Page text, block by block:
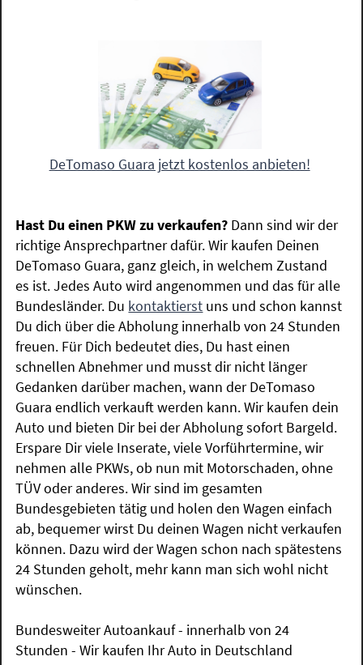
DeTomaso Guara jetzt kostenlos anbieten!
Hast Du einen PKW zu verkaufen? Dann sind wir der
richtige Ansprechpartner dafür. Wir kaufen Deinen
DeTomaso Guara, ganz gleich, in welchem Zustand
es ist. Jedes Auto wird angenommen und das für alle
Bundesländer. Du kontaktierst uns und schon kannst
Du dich über die Abholung innerhalb von 24 Stunden
freuen. Für Dich bedeutet dies, Du hast einen
schnellen Abnehmer und musst dir nicht länger
Gedanken darüber machen, wann der DeTomaso
Guara endlich verkauft werden kann. Wir kaufen dein
Auto und bieten Dir bei der Abholung sofort Bargeld.
Erspare Dir viele Inserate, viele Vorführtermine, wir
nehmen alle PKWs, ob nun mit Motorschaden, ohne
TÜV oder anderes. Wir sind im gesamten
Bundesgebieten tätig und holen den Wagen einfach
ab, bequemer wirst Du deinen Wagen nicht verkaufen
können. Dazu wird der Wagen schon nach spätestens
24 Stunden geholt, mehr kann man sich wohl nicht
wünschen.
Bundesweiter Autoankauf - innerhalb von 24
Stunden - Wir kaufen Ihr Auto in Deutschland